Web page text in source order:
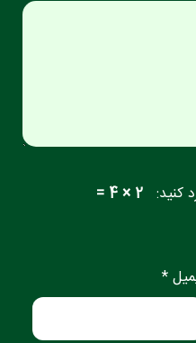
کنید: 2 × 4 =
*